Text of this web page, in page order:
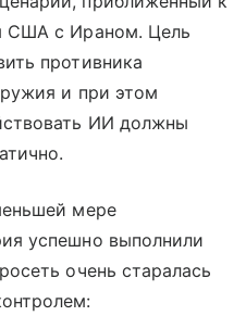
США с Ираном. Цель
противника
и при этом
ИИ должны
мере
успешно выполнили
очень старалась